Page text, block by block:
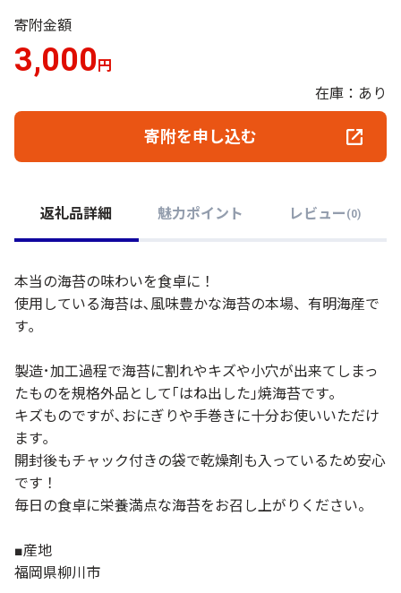
寄附金額
3,000 円
在庫：あり
寄附を申し込む
返礼品詳細 魅力ポイント レビュー (0)
本当の海苔の味わいを食卓に！
使用している海苔は､風味豊かな海苔の本場、有明海産で
す｡
製造･加工過程で海苔に割れやキズや小穴が出来てしまっ
たものを規格外品として｢はね出した｣焼海苔です｡
キズものですが､おにぎりや手巻きに十分お使いいただけ
ます｡
開封後もチャック付きの袋で乾燥剤も入っているため安心
です！
毎日の食卓に栄養満点な海苔をお召し上がりください。
■産地
福岡県柳川市